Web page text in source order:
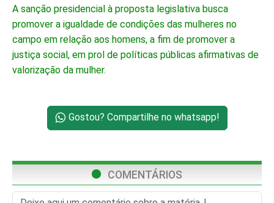
A sanção presidencial à proposta legislativa busca
promover a igualdade de condições das mulheres no
campo em relação aos homens, a fim de promover a
justiça social, em prol de políticas públicas afirmativas de
valorização da mulher.
Gostou? Compartilhe no whatsapp!
COMENTÁRIOS